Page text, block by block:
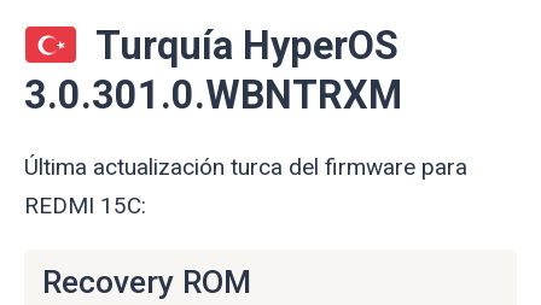
Turquía HyperOS
3.0.301.0.WBNTRXM
Última actualización turca del firmware para
REDMI 15C:
Recovery ROM